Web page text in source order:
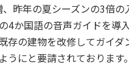
昨年の夏シーズンの3倍
4か国語の音声ガイドを導
存の建物を改修してガイダ
うにと要請されておりま